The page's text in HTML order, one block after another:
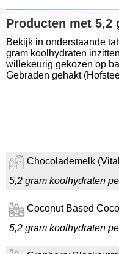
Producten met 5,2
Bekijk in onderstaande
gram koolhydraten
willekeurig gekozen op
Gebraden gehakt
Chocolademelk
5,2 gram koolhydraten
Coconut Based
5,2 gram koolhydraten